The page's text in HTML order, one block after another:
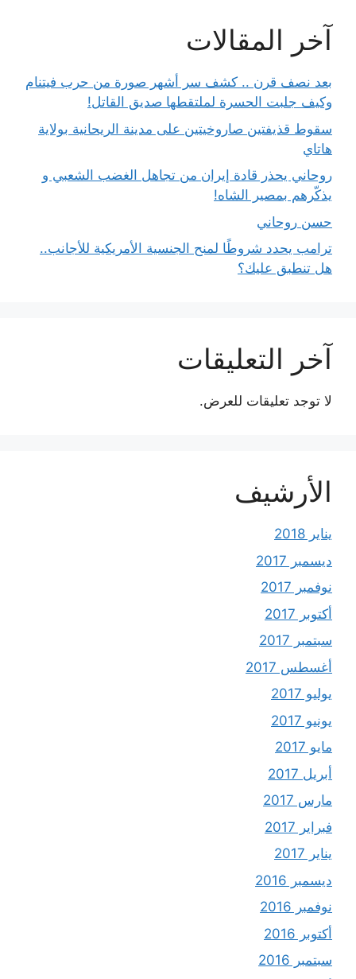
آخر المقالات
بعد نصف قرن .. كشف سر أشهر صورة من حرب فيتنام
وكيف جلبت الحسرة لملتقطها صديق القاتل!
سقوط قذيفتين صاروخيتين على مدينة الريحانية بولاية
هاتاي
روحاني يحذر قادة إيران من تجاهل الغضب الشعبي و
يذكّرهم بمصير الشاه!
حسن روحاني
ترامب يحدد شروطًا لمنح الجنسية الأمريكية للأجانب..
هل تنطبق عليك؟
آخر التعليقات
لا توجد تعليقات للعرض.
الأرشيف
يناير 2018
ديسمبر 2017
نوفمبر 2017
أكتوبر 2017
سبتمبر 2017
أغسطس 2017
يوليو 2017
يونيو 2017
مايو 2017
أبريل 2017
مارس 2017
فبراير 2017
يناير 2017
ديسمبر 2016
نوفمبر 2016
أكتوبر 2016
سبتمبر 2016